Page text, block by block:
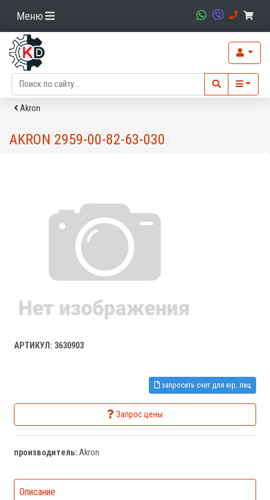
Меню
Akron
AKRON 2959-00-82-63-030
АРТИКУЛ: 3630903
запросить счет для юр. лиц
Запрос цены
производитель: Akron
Описание